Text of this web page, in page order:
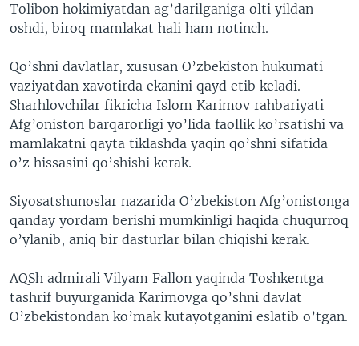
XABARLAR SURATLARDA
TELEGRAM
TWITTER
SOUNDCLOUD
VOA
Tolibon hokimiyatdan ag’darilganiga olti yildan
oshdi, biroq mamlakat hali ham notinch.
Qo’shni davlatlar, xususan O’zbekiston hukumati
vaziyatdan xavotirda ekanini qayd etib keladi.
Sharhlovchilar fikricha Islom Karimov rahbariyati
Afg’oniston barqarorligi yo’lida faollik ko’rsatishi va
mamlakatni qayta tiklashda yaqin qo’shni sifatida
o’z hissasini qo’shishi kerak.
Siyosatshunoslar nazarida O’zbekiston Afg’onistonga
qanday yordam berishi mumkinligi haqida chuqurroq
o’ylanib, aniq bir dasturlar bilan chiqishi kerak.
AQSh admirali Vilyam Fallon yaqinda Toshkentga
tashrif buyurganida Karimovga qo’shni davlat
O’zbekistondan ko’mak kutayotganini eslatib o’tgan.